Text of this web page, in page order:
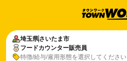
埼玉県さいたま市
フードカウンター販売員
特徴/給与/雇用形態を選択してください